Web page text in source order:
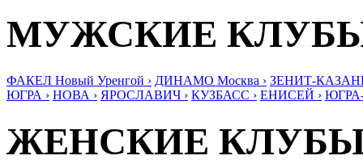
МУЖСКИЕ
ФАКЕЛ Новый Уренгой › ДИНАМО Москва › ЗЕНИТ-
ЮГРА › НОВА › ЯРОСЛАВИЧ › КУЗБАСС › ЕНИСЕЙ ›
ЖЕНСКИЕ